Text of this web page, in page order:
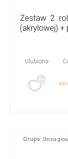
Zestaw 2
(akrylowej) +
Ulubione
nie
Grupa: Strona